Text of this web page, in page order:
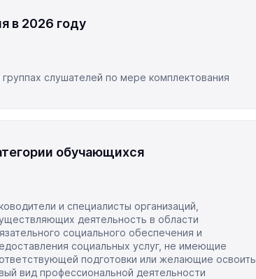
в 2026 году
слушателей по мере комплектования
обучающихся
и специалисты организаций,
деятельность в области
социального обеспечения и
социальных услуг, не имеющие
подготовки или желающие освоить
вид профессиональной деятельности